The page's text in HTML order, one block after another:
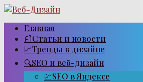
Перейти
контентуГлавная
📰Статьи и новости
📈Тренды в дизайне
🔍SEO и веб-дизайн
💹SEO в Яндексе